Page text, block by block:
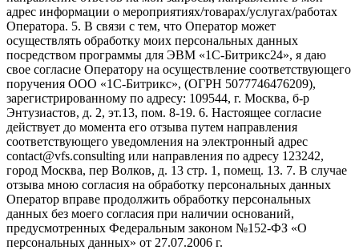
адрес информации о мероприятиях/товарах/услугах/работах
Оператора. 5. В связи с тем, что Оператор может
осуществлять обработку моих персональных данных
посредством программы для ЭВМ «1С-Битрикс24», я даю
свое согласие Оператору на осуществление соответствующего
поручения ООО «1С-Битрикс», (ОГРН 5077746476209),
зарегистрированному по адресу: 109544, г. Москва, б-р
Энтузиастов, д. 2, эт.13, пом. 8-19. 6. Настоящее согласие
действует до момента его отзыва путем направления
соответствующего уведомления на электронный адрес
contact@vfs.consulting или направления по адресу 123242,
город Москва, пер Волков, д. 13 стр. 1, помещ. 13. 7. В случае
отзыва мною согласия на обработку персональных данных
Оператор вправе продолжить обработку персональных
данных без моего согласия при наличии оснований,
предусмотренных Федеральным законом №152-ФЗ «О
персональных данных» от 27.07.2006 г.